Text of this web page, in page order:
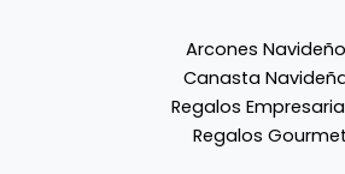
Arcones
Canasta
Regalos
Regalos Gourmet